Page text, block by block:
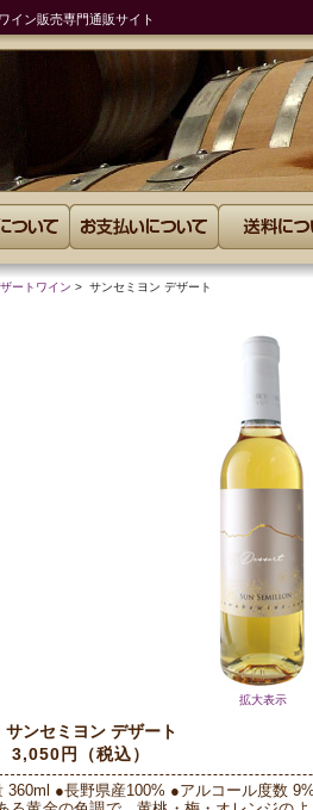
イン販売専門通販サイト
ートワイン > サンセミヨン デザート
拡大表示
サンセミヨン デザート
3,050円（税込）
360ml ●長野県産100% ●アルコール度数 9%